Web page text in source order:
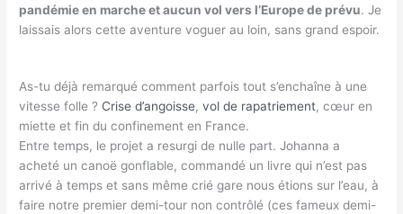
pandémie en marche et aucun vol vers l’Europe de prévu. Je
laissais alors cette aventure voguer au loin, sans grand espoir.
As-tu déjà remarqué comment parfois tout s’enchaîne à une
vitesse folle ? Crise d’angoisse,vol de rapatriement, cœur en
miette et fin du confinement en France.
Entre temps, le projet a resurgi de nulle part. Johanna a
acheté un canoë gonflable, commandé un livre qui n’est pas
arrivé à temps et sans même crié gare nous étions sur l’eau, à
faire notre premier demi-tour non contrôlé (ces fameux demi-